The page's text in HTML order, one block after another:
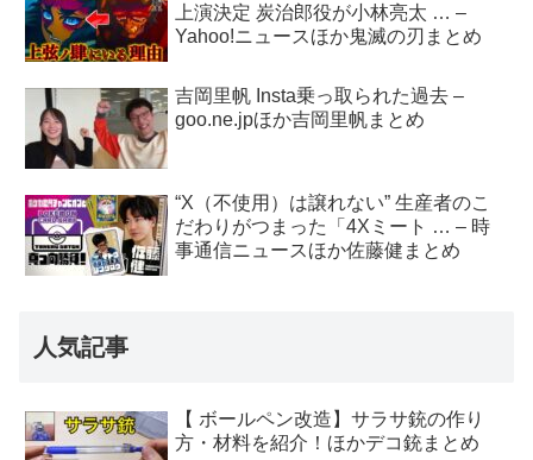
上演決定 炭治郎役が小林亮太 … –
Yahoo!ニュースほか鬼滅の刃まとめ
吉岡里帆 Insta乗っ取られた過去 –
goo.ne.jpほか吉岡里帆まとめ
“X（不使用）は譲れない” 生産者のこ
だわりがつまった「4Xミート … – 時
事通信ニュースほか佐藤健まとめ
人気記事
【 ボールペン改造】サラサ銃の作り
方・材料を紹介！ほかデコ銃まとめ